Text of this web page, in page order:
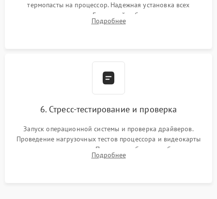
термопасты на процессор. Надежная установка всех
комплектующих в слоты. Грамотный кабель-менеджмент для
обеспечения правильной циркуляции воздуха внутри
Подробнее
6. Стресс-тестирование и проверка
Запуск операционной системы и проверка драйверов.
Проведение нагрузочных тестов процессора и видеокарты
для контроля температур. Проверка работоспособности всех
USB-портов, аудиовыходов и сетевого подключения.
Подробнее